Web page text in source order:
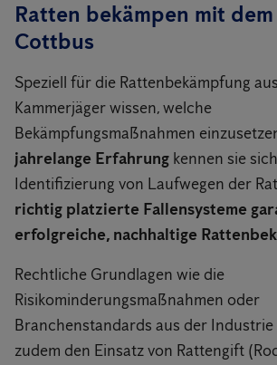
Ratten bekämpen mit
Cottbus
Speziell für die Rattenbekämpfung
Kammerjäger wissen, welche
Bekämpfungsmaßnahmen
jahrelange Erfahrung kennen sie
Identifizierung von Laufwegen der
richtig platzierte Fallensysteme
erfolgreiche, nachhaltige
Rechtliche Grundlagen wie die
Risikominderungsmaßnahmen oder
Branchenstandards aus der
zudem den Einsatz von Rattengift